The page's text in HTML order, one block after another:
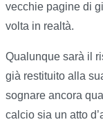
vecchie pagine di
volta in realtà.
Qualunque sarà il
già restituito alla
sognare ancora
calcio sia un atto